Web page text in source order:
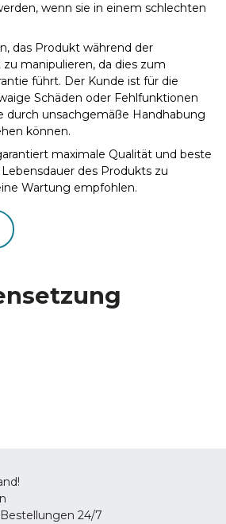
wenn sie in einem schlechten
das Produkt während der
manipulieren, da dies zum
führt. Der Kunde ist für die
Schäden oder Fehlfunktionen
durch unsachgemäße Handhabung
können.
maximale Qualität und beste
des Produkts zu
Wartung empfohlen.
24/7